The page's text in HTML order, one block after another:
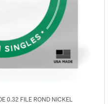
0.32 FILE ROND NICKEL